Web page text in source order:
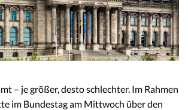
– je größer, desto schlechter. Im Rahmen
im Bundestag am Mittwoch über den